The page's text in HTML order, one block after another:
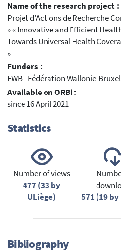
Name of the research project :
Projet d’Actions de Recherche
» « Innovative and Efficient
Towards Universal Health
»
Funders :
FWB - Fédération Wallonie-
Available on ORBi :
since 16 April 2021
Statistics
Number of views
477 (33 by
ULiège)
571 (19 by
Bibliography